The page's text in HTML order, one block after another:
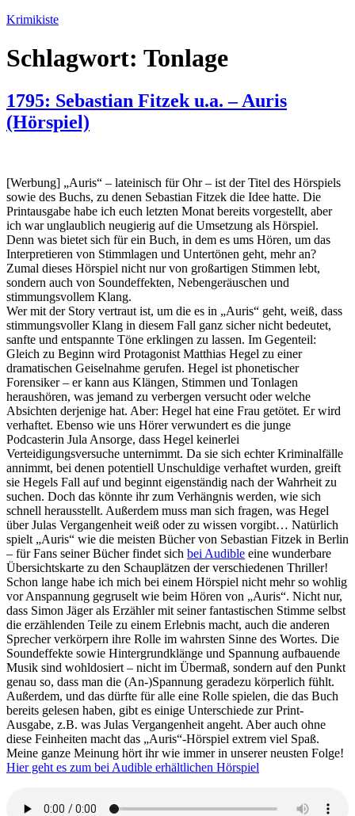
Zum
springen
Krimikiste
Schlagwort: Tonlage
1795: Sebastian Fitzek u.a. – Auris
(Hörspiel)
[Werbung] „Auris“ – lateinisch für Ohr – ist der Titel des Hörspiels
sowie des Buchs, zu denen Sebastian Fitzek die Idee hatte. Die
Printausgabe habe ich euch letzten Monat bereits vorgestellt, aber
ich war unglaublich neugierig auf die Umsetzung als Hörspiel.
Denn was bietet sich für ein Buch, in dem es ums Hören, um das
Interpretieren von Stimmlagen und Untertönen geht, mehr an?
Zumal dieses Hörspiel nicht nur von großartigen Stimmen lebt,
sondern auch von Soundeffekten, Nebengeräuschen und
stimmungsvollem Klang.
Wer mit der Story vertraut ist, um die es in „Auris“ geht, weiß, dass
stimmungsvoller Klang in diesem Fall ganz sicher nicht bedeutet,
sanfte und entspannte Töne erklingen zu lassen. Im Gegenteil:
Gleich zu Beginn wird Protagonist Matthias Hegel zu einer
dramatischen Geiselnahme gerufen. Hegel ist phonetischer
Forensiker – er kann aus Klängen, Stimmen und Tonlagen
heraushören, was jemand zu verbergen versucht oder welche
Absichten derjenige hat. Aber: Hegel hat eine Frau getötet. Er wird
verhaftet. Ebenso wie uns Hörer verwundert es die junge
Podcasterin Jula Ansorge, dass Hegel keinerlei
Verteidigungsversuche unternimmt. Da sie sich echter Kriminalfälle
annimmt, bei denen potentiell Unschuldige verhaftet wurden, greift
sie Hegels Fall auf und beginnt eigenständig nach der Wahrheit zu
suchen. Doch das könnte ihr zum Verhängnis werden, wie sich
schnell herausstellt. Außerdem muss man sich fragen, was Hegel
über Julas Vergangenheit weiß oder zu wissen vorgibt… Natürlich
spielt „Auris“ wie die meisten Bücher von Sebastian Fitzek in Berlin
– für Fans seiner Bücher findet sich bei Audible eine wunderbare
Übersichtskarte zu den Schauplätzen der verschiedenen Thriller!
Schon lange habe ich mich bei einem Hörspiel nicht mehr so wohlig
vor Anspannung gegruselt wie beim Hören von „Auris“. Nicht nur,
dass Simon Jäger als Erzähler mit seiner fantastischen Stimme selbst
die erzählenden Teile zu einem Erlebnis macht, auch die anderen
Sprecher verkörpern ihre Rolle im wahrsten Sinne des Wortes. Die
Soundeffekte sowie Hintergrundklänge und Spannung aufbauende
Musik sind wohldosiert – nicht im Übermaß, sondern auf den Punkt
genau so, dass man die (An-)Spannung geradezu körperlich fühlt.
Außerdem, und das dürfte für alle eine Rolle spielen, die das Buch
bereits gelesen haben, gibt es einige Unterschiede zur Print-
Ausgabe, z.B. was Julas Vergangenheit angeht. Aber auch ohne
diese Feinheiten macht das „Auris“-Hörspiel extrem viel Spaß.
Meine ganze Meinung hört ihr wie immer in unserer neusten Folge!
Hier geht es zum bei Audible erhältlichen Hörspiel